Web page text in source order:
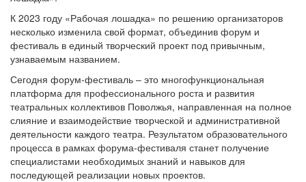
К 2023 году «Рабочая лошадка» по решению организаторов
несколько изменила свой формат, объединив форум и
фестиваль в единый творческий проект под привычным,
узнаваемым названием.
Сегодня форум-фестиваль – это многофункциональная
платформа для профессионального роста и развития
театральных коллективов Поволжья, направленная на полное
слияние и взаимодействие творческой и административной
деятельности каждого театра. Результатом образовательного
процесса в рамках форума-фестиваля станет получение
специалистами необходимых знаний и навыков для
последующей реализации новых проектов.